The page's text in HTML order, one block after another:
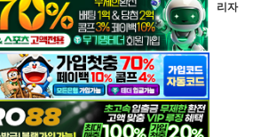
리자